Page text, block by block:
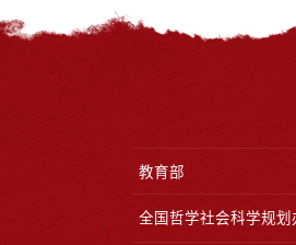
教育部
全国哲学社会科学规划